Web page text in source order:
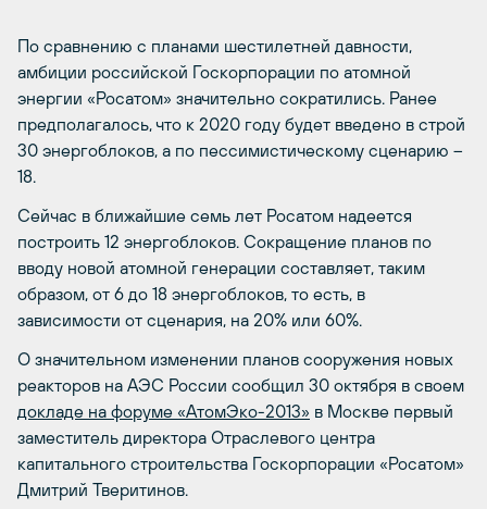
По сравнению с планами шестилетней давности,
амбиции российской Госкорпорации по атомной
энергии «Росатом» значительно сократились. Ранее
предполагалось, что к 2020 году будет введено в строй
30 энергоблоков, а по пессимистическому сценарию –
18.
Сейчас в ближайшие семь лет Росатом надеется
построить 12 энергоблоков. Сокращение планов по
вводу новой атомной генерации составляет, таким
образом, от 6 до 18 энергоблоков, то есть, в
зависимости от сценария, на 20% или 60%.
О значительном изменении планов сооружения новых
реакторов на АЭС России сообщил 30 октября в своем
докладе на форуме «АтомЭко-2013» в Москве первый
заместитель директора Отраслевого центра
капитального строительства Госкорпорации «Росатом»
Дмитрий Тверитинов.